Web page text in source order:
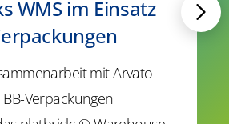
WMS im Einsatz
mit Arvato
Verpackungen